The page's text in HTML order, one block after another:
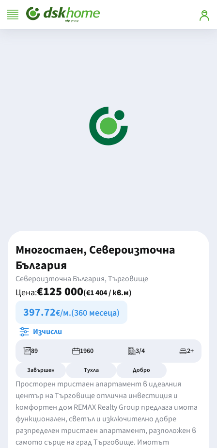
Многостаен, Североизточна
България
Североизточна България, Търговище
Цена:€125 000(€1 404 / кв.м)
397.72€/м.(360 месеца)
Изчисли
89 1960 3/4 2+
Завършен Тухла Добро
Просторен тристаен апартамент в идеалния
център на Търговище отлична инвестиция и
комфортен дом REMAX Realty Group предлага имота
функционален, светъл и изключително добре
разпределен тристаен апартамент, разположен в
самото сърце на град Търговище. Имотът